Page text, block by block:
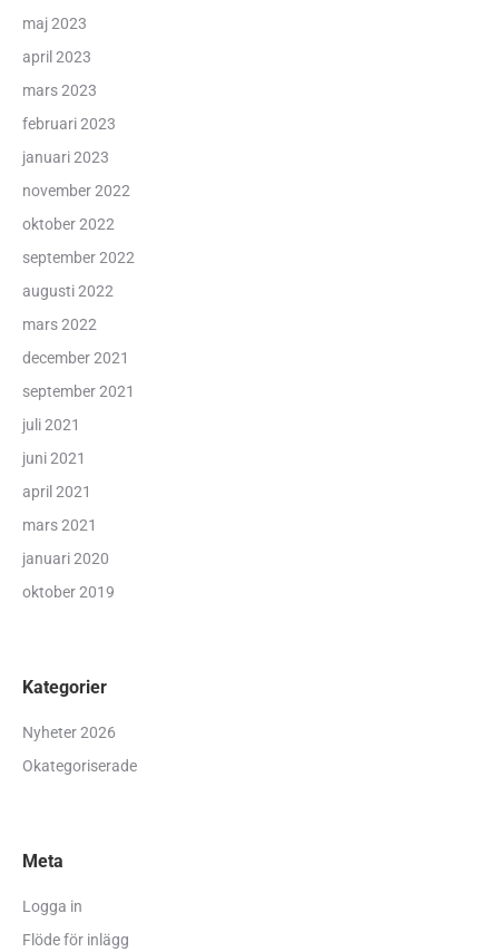
maj 2023
april 2023
mars 2023
februari 2023
januari 2023
november 2022
oktober 2022
september 2022
augusti 2022
mars 2022
december 2021
september 2021
juli 2021
juni 2021
april 2021
mars 2021
januari 2020
oktober 2019
Kategorier
Nyheter 2026
Okategoriserade
Meta
Logga in
Flöde för inlägg